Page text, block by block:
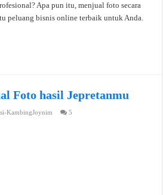
Apa pun itu, menjual foto secara
peluang bisnis online terbaik untuk Anda.
Foto hasil Jepretanmu
KambingJoynim 5